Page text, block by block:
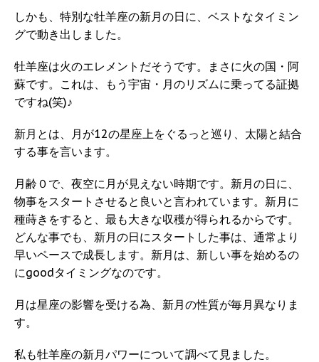
しかも、特別な牡羊座の新月の日に、ベストなタイミン
グで動き出しました。
牡羊座は火のエレメントだそうです。まさに火の国・阿
蘇です。これは、もう宇宙・月のリズムに乗ってる証拠
ですね(笑)♪
新月とは、月が12の星座上をぐるっと巡り、太陽と結合
する事を言います。
月齢０で、夜空に月が見えない時期です。新月の日に、
物事をスタートさせると良いと言われています。新月に
種蒔きをすると、最も大きな収穫が得られるからです。
どんな事でも、新月の日にスタートした事は、通常より
早いペースで成長します。新月は、新しい事を始めるの
にgoodタイミングなのです。
月は星座の影響を受ける為、新月の性質が毎月異なりま
す。
私も牡羊座の新月パワーについて調べて見ました。